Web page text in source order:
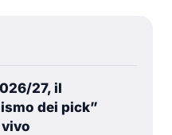
27, il
dei pick”